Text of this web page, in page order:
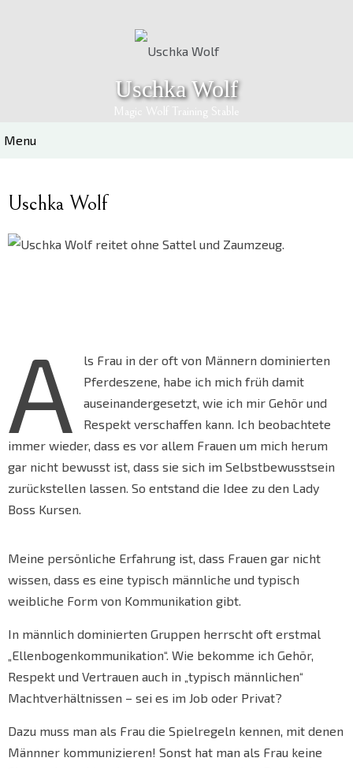
Uschka Wolf
Magic Wolf Training Stable
Menu
Uschka Wolf
A
ls Frau in der oft von Männern dominierten
Pferdeszene, habe ich mich früh damit
auseinandergesetzt, wie ich mir Gehör und
Respekt verschaffen kann. Ich beobachtete
immer wieder, dass es vor allem Frauen um mich herum
gar nicht bewusst ist, dass sie sich im Selbstbewusstsein
zurückstellen lassen. So entstand die Idee zu den Lady
Boss Kursen.
Meine persönliche Erfahrung ist, dass Frauen gar nicht
wissen, dass es eine typisch männliche und typisch
weibliche Form von Kommunikation gibt.
In männlich dominierten Gruppen herrscht oft erstmal
„Ellenbogenkommunikation“. Wie bekomme ich Gehör,
Respekt und Vertrauen auch in „typisch männlichen“
Machtverhältnissen – sei es im Job oder Privat?
Dazu muss man als Frau die Spielregeln kennen, mit denen
Männner kommunizieren! Sonst hat man als Frau keine